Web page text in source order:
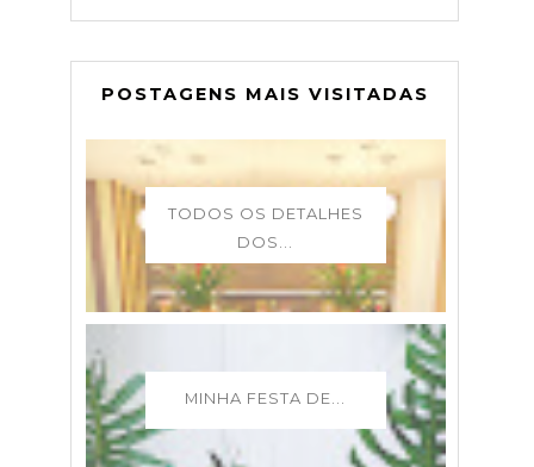
POSTAGENS MAIS VISITADAS
TODOS OS DETALHES
DOS...
MINHA FESTA DE...